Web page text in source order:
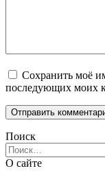
Сохранить моё
последующих моих
Поиск
Search
for:
О сайте